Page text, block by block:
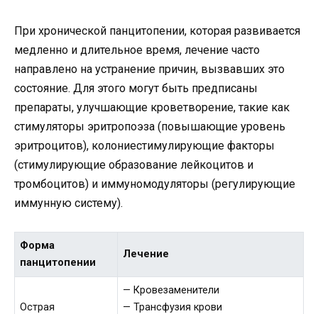
При хронической панцитопении, которая развивается
медленно и длительное время, лечение часто
направлено на устранение причин, вызвавших это
состояние. Для этого могут быть предписаны
препараты, улучшающие кроветворение, такие как
стимуляторы эритропоэза (повышающие уровень
эритроцитов), колониестимулирующие факторы
(стимулирующие образование лейкоцитов и
тромбоцитов) и иммуномодуляторы (регулирующие
иммунную систему).
Форма
панцитопении
Лечение
Острая
— Кровезаменители
— Трансфузия крови